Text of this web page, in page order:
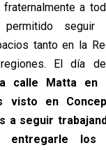
fraternalmente a
seguir
tanto en la
El día
calle Matta en
visto en
a seguir
entregarle